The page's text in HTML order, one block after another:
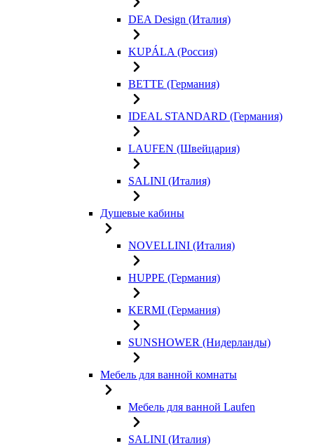
DEA Design (Италия)
KUPÁLA (Россия)
BETTE (Германия)
IDEAL STANDARD (Германия)
LAUFEN (Швейцария)
SALINI (Италия)
Душевые кабины
NOVELLINI (Италия)
HUPPE (Германия)
KERMI (Германия)
SUNSHOWER (Нидерланды)
Мебель для ванной комнаты
Мебель для ванной Laufen
SALINI (Италия)